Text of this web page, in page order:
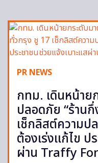
PR NEWS
กทม. เดินหน้าย
ปลอดภัย “ร้าน
เช็กลิสต์ความป
ต้องเร่งแก้ไข ป
ผ่าน Traffy